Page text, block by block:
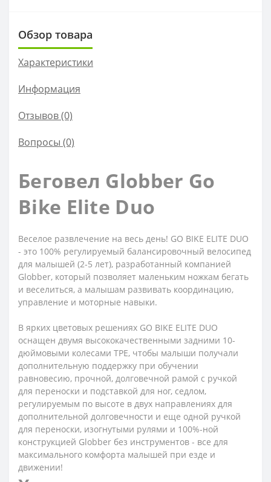
Обзор товара
Характеристики
Информация
Отзывов (0)
Вопросы (0)
Беговел Globber Go
Bike Elite Duo
Веселое развлечение на весь день! GO BIKE ELITE DUO
- это 100% регулируемый балансировочный велосипед
для малышей (2-5 лет), разработанный компанией
Globber, который позволяет маленьким ножкам бегать
и веселиться, а малышам развивать координацию,
управление и моторные навыки.
В ярких цветовых решениях GO BIKE ELITE DUO
оснащен двумя высококачественными задними 10-
дюймовыми колесами TPE, чтобы малыши получали
дополнительную поддержку при обучении
равновесию, прочной, долговечной рамой с ручкой
для переноски и подставкой для ног, седлом,
регулируемым по высоте в двух направлениях для
дополнительной долговечности и еще одной ручкой
для переноски, изогнутыми рулями и 100%-ной
конструкцией Globber без инструментов - все для
максимального комфорта малышей при езде и
движении!